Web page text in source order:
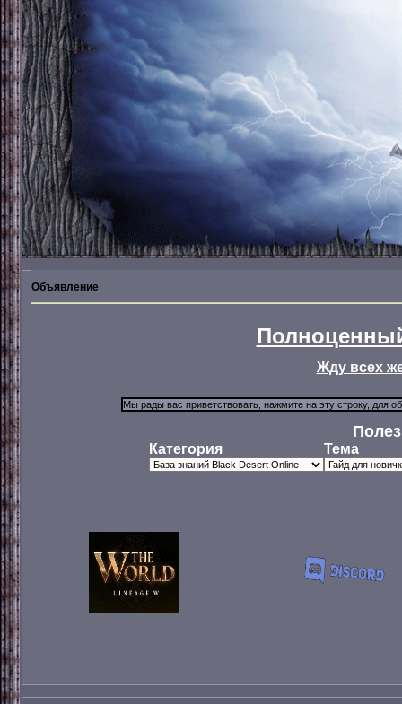
Объявление
Жду всех
Категория Тема